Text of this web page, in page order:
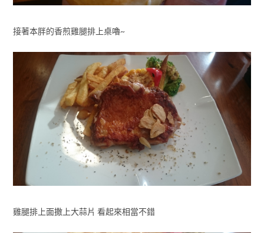
接著本胖的香煎雞腿排上桌嚕~
雞腿排上面撒上大蒜片 看起來相當不錯